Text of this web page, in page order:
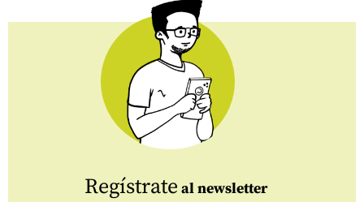
Regístrate al newsletter